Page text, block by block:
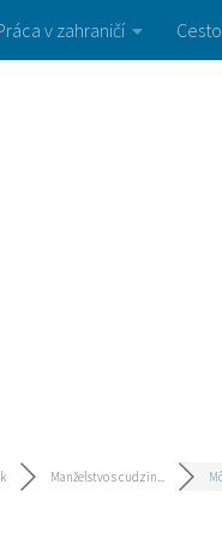
v zahraničí
Manželstvo s cudzin...